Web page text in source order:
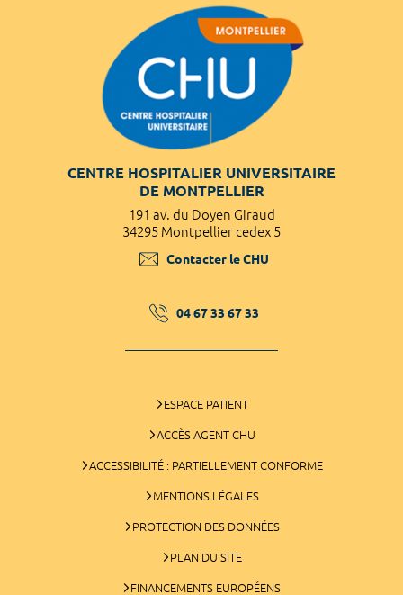
CENTRE HOSPITALIER UNIVERSITAIRE
DE MONTPELLIER
191 av. du Doyen Giraud
34295 Montpellier cedex 5
Contacter le CHU
04 67 33 67 33
ESPACE PATIENT
ACCÈS AGENT CHU
ACCESSIBILITÉ : PARTIELLEMENT CONFORME
MENTIONS LÉGALES
PROTECTION DES DONNÉES
PLAN DU SITE
FINANCEMENTS EUROPÉENS